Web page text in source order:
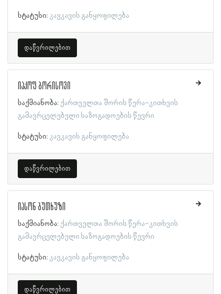
სტატუსი: კავკავის განყოფილება
დაწვრილებით
იაკოფ ბორისოვი
საქმიანობა: ქართველთა შორის წერა-კითხვის
გამავრცელებელი საზოგადოების წევრი
სტატუსი: კავკავის განყოფილება
დაწვრილებით
იასონ ბუთხუზი
საქმიანობა: ქართველთა შორის წერა-კითხვის
გამავრცელებელი საზოგადოების წევრი
სტატუსი: კავკავის განყოფილება
დაწვრილებით